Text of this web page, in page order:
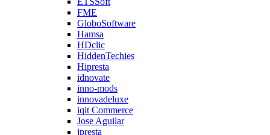
FME
GloboSoftware
Hamsa
HDclic
HiddenTechies
Hipresta
idnovate
inno-mods
innovadeluxe
iqit Commerce
Jose Aguilar
jpresta